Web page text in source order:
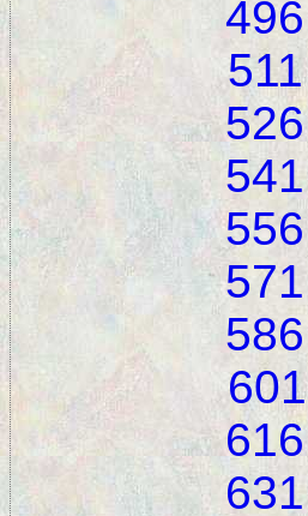
496
511
526
541
556
571
586
601
616
631